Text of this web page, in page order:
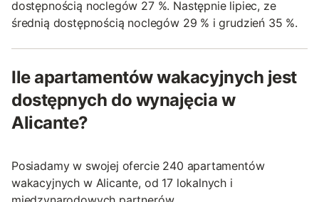
dostępnością noclegów 27 %. Następnie lipiec, ze
średnią dostępnością noclegów 29 % i grudzień 35 %.
Ile apartamentów wakacyjnych jest
dostępnych do wynajęcia w
Alicante?
Posiadamy w swojej ofercie 240 apartamentów
wakacyjnych w Alicante, od 17 lokalnych i